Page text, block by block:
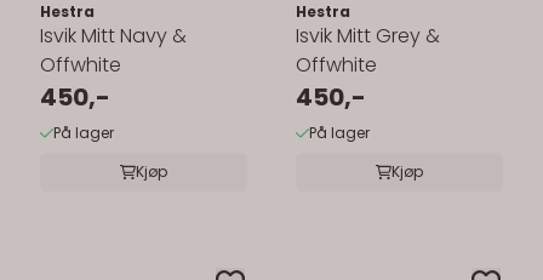
Hestra
Isvik Mitt Navy &
Offwhite
450,-
På lager
Kjøp
Hestra
Isvik Mitt Grey &
Offwhite
450,-
På lager
Kjøp